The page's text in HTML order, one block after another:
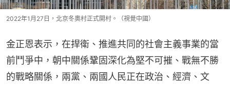
2022年1月27日，北京冬奧村正式開村。（視覺中國）
金正恩表示，在捍衛、推進共同的社會主義事業的當
前鬥爭中，朝中關係鞏固深化為堅不可摧、戰無不勝
的戰略關係，兩黨、兩國人民正在政治、經濟、文